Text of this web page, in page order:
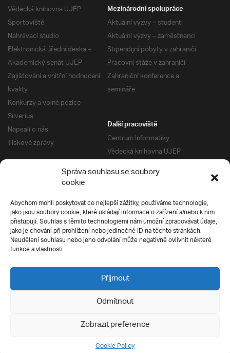
Správa souhlasu se soubory
cookie
Abychom mohli poskytovat co nejlepší zážitky, používáme technologie,
jako jsou soubory cookie, které ukládají informace o zařízení a/nebo k nim
přistupují. Souhlas s těmito technologiemi nám umožní zpracovávat údaje,
jako je chování při prohlížení nebo jedinečné ID na těchto stránkách.
Neudělení souhlasu nebo jeho odvolání může negativně ovlivnit některé
funkce a vlastnosti.
Přijmout
Odmítnout
Zobrazit preference
Cookie Policy
Vědecká knihovna UJEP
Sportoviště
Nahrávací studio
Elektronická úřední deska –
Akademický senát UJEP
Zajišťování a vnitřní hodnocení
kvality
Konkurzy a volné pozice
Silverius
Napsali o nás
Tiskové zprávy
Mezinárodní spolupráce
Aktuální výzvy – studenti
Aktuální výzvy – zaměstnanci
Stipendijní pobyty v zahraničí
Pracovní stáže v zahraničí
Zahraniční konference a
semináře
Další pracoviště
Centrum Informatiky
Vědecká knihovna UJEP
Správa kolejí a menz
Univerzitní centrum podpory
Silverius
Pro uchazeče
Přijímací řízení
E-prihlaska
Přípravné kurzy
Ochrana soukromí
Všechna práva vyhrazena